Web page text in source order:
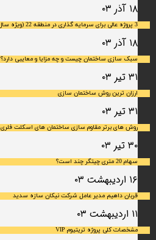
۱۸ آذر ۰۳
3 پروژه عالی برای سرمایه گذاری در منطقه 22 (ویژه سال 1403)
۱۸ آذر ۰۳
سبک سازی ساختمان چیست و چه مزایا و معایبی دارد؟
۳۱ تیر ۰۳
ارزان ترین روش ساختمان سازی
۳۱ تیر ۰۳
روش های برتر مقاوم سازی ساختمان های اسکلت فلری
۳۰ تیر ۰۳
سهام 20 متری چیتگر چند است؟
۱۶ اردیبهشت ۰۳
قربان داهیم مدیر عامل شرکت نیکان سازه سدید
۱۱ اردیبهشت ۰۳
مشخصات کلی پروژه تریتیوم VIP